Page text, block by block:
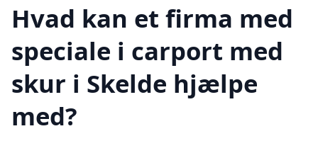
Hvad kan et firma med
speciale i carport med
skur i Skelde hjælpe
med?